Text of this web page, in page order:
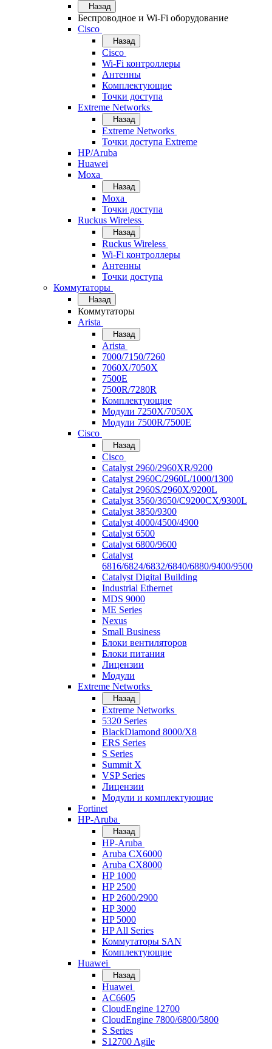
Назад
Беспроводное и Wi-Fi оборудование
Cisco
Назад
Cisco
Wi-Fi контроллеры
Антенны
Комплектующие
Точки доступа
Extreme Networks
Назад
Extreme Networks
Точки доступа Extreme
HP/Aruba
Huawei
Moxa
Назад
Moxa
Точки доступа
Ruckus Wireless
Назад
Ruckus Wireless
Wi-Fi контроллеры
Антенны
Точки доступа
Коммутаторы
Назад
Коммутаторы
Arista
Назад
Arista
7000/7150/7260
7060X/7050X
7500E
7500R/7280R
Комплектующие
Модули 7250X/7050X
Модули 7500R/7500E
Cisco
Назад
Cisco
Catalyst 2960/2960XR/9200
Catalyst 2960C/2960L/1000/1300
Catalyst 2960S/2960X/9200L
Catalyst 3560/3650/C9200CX/9300L
Catalyst 3850/9300
Catalyst 4000/4500/4900
Catalyst 6500
Catalyst 6800/9600
Catalyst
6816/6824/6832/6840/6880/9400/9500
Catalyst Digital Building
Industrial Ethernet
MDS 9000
ME Series
Nexus
Small Business
Блоки вентиляторов
Блоки питания
Лицензии
Модули
Extreme Networks
Назад
Extreme Networks
5320 Series
BlackDiamond 8000/X8
ERS Series
S Series
Summit X
VSP Series
Лицензии
Модули и комплектующие
Fortinet
HP-Aruba
Назад
HP-Aruba
Aruba CX6000
Aruba CX8000
HP 1000
HP 2500
HP 2600/2900
HP 3000
HP 5000
HP All Series
Коммутаторы SAN
Комплектующие
Huawei
Назад
Huawei
AC6605
CloudEngine 12700
CloudEngine 7800/6800/5800
S Series
S12700 Agile